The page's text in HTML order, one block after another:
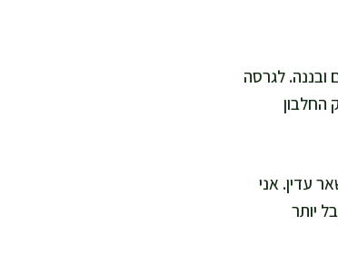
ובננה. לגרסה
החלבון
עדין. אני
יותר